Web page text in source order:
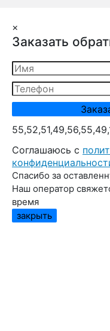
×
Заказать
Cоглашаюсь с
Спасибо за
Наш оператор
время
закрыть